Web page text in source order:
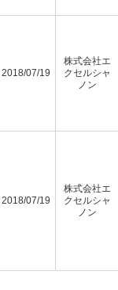
2018/07/19
株式会社エ
クセルシャ
ノン
2018/07/19
株式会社エ
クセルシャ
ノン